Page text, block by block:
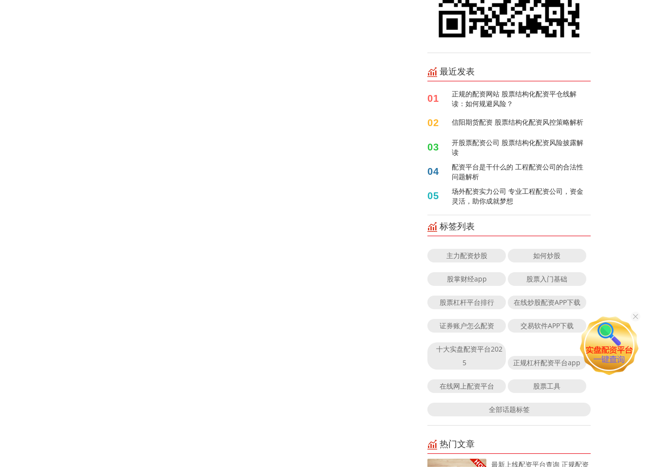
最近发表
01
正规的配资网站 股票结构化配资平仓线解
读：如何规避风险？
02 信阳期货配资 股票结构化配资风控策略解析
03
开股票配资公司 股票结构化配资风险披露解
读
04
配资平台是干什么的 工程配资公司的合法性
问题解析
05
场外配资实力公司 专业工程配资公司，资金
灵活，助你成就梦想
标签列表
主力配资炒股 如何炒股
股掌财经app 股票入门基础
股票杠杆平台排行 在线炒股配资APP下载
证券账户怎么配资 交易软件APP下载
十大实盘配资平台202
5
正规杠杆配资平台app
在线网上配资平台 股票工具
全部话题标签
热门文章
最新上线配资平台查询 正规配资